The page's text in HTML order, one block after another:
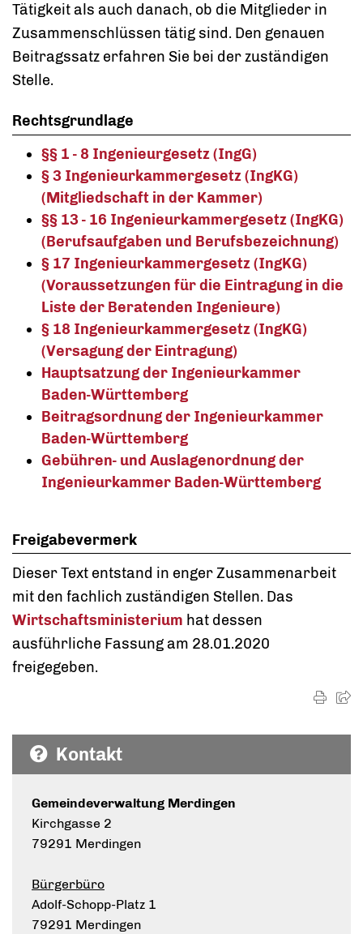
Tätigkeit als auch danach, ob die Mitglieder in
Zusammenschlüssen tätig sind. Den genauen
Beitragssatz erfahren Sie bei der zuständigen
Stelle.
Rechtsgrundlage
§§ 1 - 8 Ingenieurgesetz (IngG)
§ 3 Ingenieurkammergesetz (IngKG)
(Mitgliedschaft in der Kammer)
§§ 13 - 16 Ingenieurkammergesetz (IngKG)
(Berufsaufgaben und Berufsbezeichnung)
§ 17 Ingenieurkammergesetz (IngKG)
(Voraussetzungen für die Eintragung in die
Liste der Beratenden Ingenieure)
§ 18 Ingenieurkammergesetz (IngKG)
(Versagung der Eintragung)
Hauptsatzung der Ingenieurkammer
Baden-Württemberg
Beitragsordnung der Ingenieurkammer
Baden-Württemberg
Gebühren- und Auslagenordnung der
Ingenieurkammer Baden-Württemberg
Freigabevermerk
Dieser Text entstand in enger Zusammenarbeit
mit den fachlich zuständigen Stellen. Das
Wirtschaftsministerium hat dessen
ausführliche Fassung am 28.01.2020
freigegeben.
Kontakt
Gemeindeverwaltung Merdingen
Kirchgasse 2
79291 Merdingen
Bürgerbüro
Adolf-Schopp-Platz 1
79291 Merdingen